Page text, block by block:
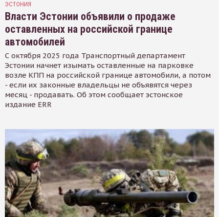
ЭСТОНИЯ
Власти Эстонии объявили о продаже
оставленных на российской границе
автомобилей
С октября 2025 года Транспортный департамент
Эстонии начнет изымать оставленные на парковке
возле КПП на российской границе автомобили, а потом
- если их законные владельцы не объявятся через
месяц - продавать. Об этом сообщает эстонское
издание ERR